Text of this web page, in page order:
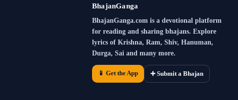
BhajanGanga
BhajanGanga.com is a devotional platform
for reading and sharing bhajans. Explore
lyrics of Krishna, Ram, Shiv, Hanuman,
Durga, Sai and many more.
📱 Get the App ➕ Submit a Bhajan